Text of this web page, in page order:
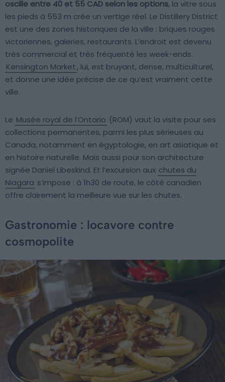
oscille entre 40 et 55 CAD selon les options, la vitre sous
les pieds à 553 m crée un vertige réel. Le Distillery District
est une des zones historiques de la ville : briques rouges
victoriennes, galeries, restaurants. L’endroit est devenu
très commercial et très fréquenté les week-ends.
Kensington Market, lui, est bruyant, dense, multiculturel,
et donne une idée précise de ce qu’est vraiment cette
ville.
Le Musée royal de l’Ontario (ROM) vaut la visite pour ses
collections permanentes, parmi les plus sérieuses au
Canada, notamment en égyptologie, en art asiatique et
en histoire naturelle. Mais aussi pour son architecture
signée Daniel Libeskind. Et l’excursion aux chutes du
Niagara s’impose : à 1h30 de route, le côté canadien
offre clairement la meilleure vue sur les chutes.
Gastronomie : locavore contre
cosmopolite